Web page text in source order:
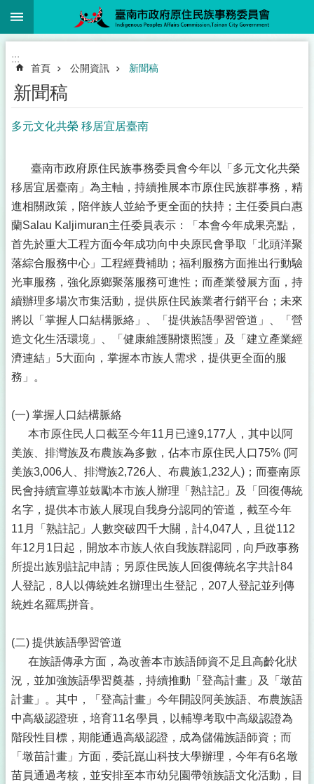
跳到主要內容區塊
:::
首頁 公開資訊 新聞稿
新聞稿
多元文化共榮 移居宜居臺南
臺南市政府原住民族事務委員會今年以「多元文化共榮
移居宜居臺南」為主軸，持續推展本市原住民族群事務，精
進相關政策，陪伴族人並給予更全面的扶持；主任委員白惠
蘭Salau Kaljimuran主任委員表示：「本會今年成果亮點，
首先於重大工程方面今年成功向中央原民會爭取「北頭洋聚
落綜合服務中心」工程經費補助；福利服務方面推出行動驗
光車服務，強化原鄉聚落服務可進性；而產業發展方面，持
續辦理多場次市集活動，提供原住民族業者行銷平台；未來
將以「掌握人口結構脈絡」、「提供族語學習管道」、「營
造文化生活環境」、「健康維護關懷照護」及「建立產業經
濟連結」5大面向，掌握本市族人需求，提供更全面的服
務」。
(一) 掌握人口結構脈絡
本市原住民人口截至今年11月已達9,177人，其中以阿
美族、排灣族及布農族為多數，佔本市原住民人口75% (阿
美族3,006人、排灣族2,726人、布農族1,232人)；而臺南原
民會持續宣導並鼓勵本市族人辦理「熟註記」及「回復傳統
名字，提供本市族人展現自我身分認同的管道，截至今年
11月「熟註記」人數突破四千大關，計4,047人，且從112
年12月1日起，開放本市族人依自我族群認同，向戶政事務
所提出族別註記申請；另原住民族人回復傳統名字共計84
人登記，8人以傳統姓名辦理出生登記，207人登記並列傳
統姓名羅馬拼音。
(二) 提供族語學習管道
在族語傳承方面，為改善本市族語師資不足且高齡化狀
況，並加強族語學習奠基，持續推動「登高計畫」及「墩苗
計畫」。其中，「登高計畫」今年開設阿美族語、布農族語
中高級認證班，培育11名學員，以輔導考取中高級認證為
階段性目標，期能通過高級認證，成為儲備族語師資；而
「墩苗計畫」方面，委託崑山科技大學辦理，今年有6名墩
苗員通過考核，並安排至本市幼兒園帶領族語文化活動，目